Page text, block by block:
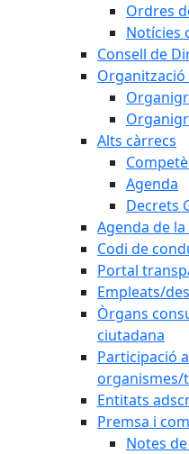
Ordres
Notícies
Consell de
Organització
Alts càrrecs
Agenda
Decrets
Agenda de
Codi de
Portal
Empleats/
Òrgans
ciutadana
Participació
organismes/
Entitats
Premsa i
Notes